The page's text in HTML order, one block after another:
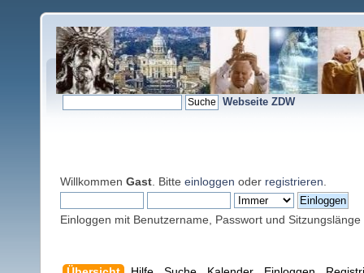
Webseite ZDW
Willkommen Gast . Bitte einloggen oder registrieren
Einloggen mit Benutzername, Passwort und Sitzungslänge